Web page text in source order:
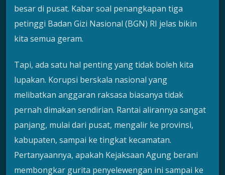
besar di pusat. Kabar soal penangkapan tiga
petinggi Badan Gizi Nasional (BGN) RI jelas bikin
kita semua geram.
Tapi, ada satu hal penting yang tidak boleh kita
lupakan. Korupsi berskala nasional yang
melibatkan anggaran raksasa biasanya tidak
pernah dimakan sendirian. Rantai alirannya sangat
panjang, mulai dari pusat, mengalir ke provinsi,
kabupaten, sampai ke tingkat kecamatan.
Pertanyaannya, apakah Kejaksaan Agung berani
membongkar gurita penyelewengan ini sampai ke